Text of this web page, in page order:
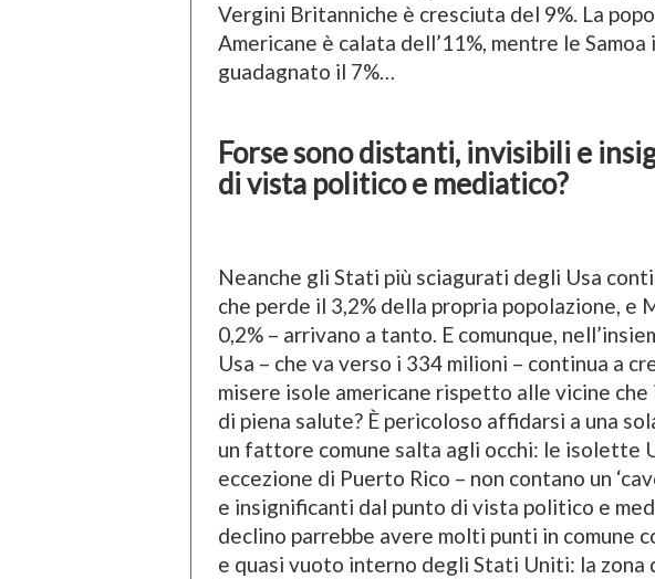
Vergini Britanniche è cresciuta del 9%. La
Americane è calata dell’11%, mentre le
guadagnato il 7%…
Forse sono distanti, invisibili e
di vista politico e mediatico?
Neanche gli Stati più sciagurati degli Usa
che perde il 3,2% della propria popolazione, e
0,2% – arrivano a tanto. E comunque,
Usa – che va verso i 334 milioni – continua a
misere isole americane rispetto alle vicine
di piena salute? È pericoloso affidarsi a una
un fattore comune salta agli occhi: le isolette
eccezione di Puerto Rico – non contano un
e insignificanti dal punto di vista politico e
declino parrebbe avere molti punti in comune
e quasi vuoto interno degli Stati Uniti: la